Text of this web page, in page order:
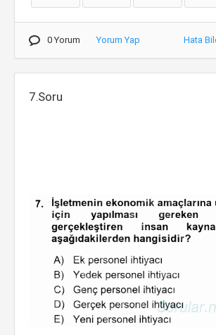
0 Yorum Yorum Yap Hata
7.Soru